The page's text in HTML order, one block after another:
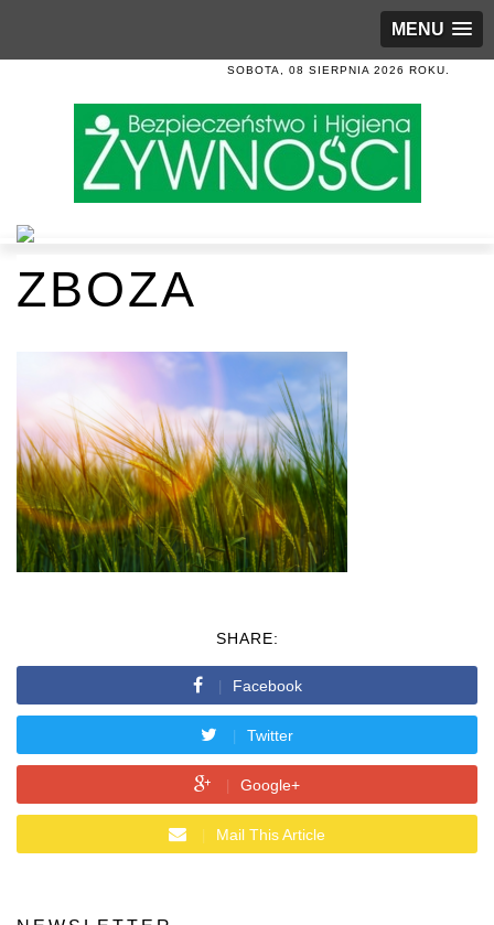
MENU
SOBOTA, 08 SIERPNIA 2026 ROKU.
ZBOZA
SHARE:
Facebook
Twitter
Google+
Mail This Article